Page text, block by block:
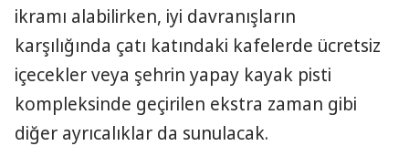
ikramı alabilirken, iyi davranışların
karşılığında çatı katındaki kafelerde ücretsiz
içecekler veya şehrin yapay kayak pisti
kompleksinde geçirilen ekstra zaman gibi
diğer ayrıcalıklar da sunulacak.